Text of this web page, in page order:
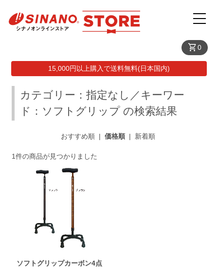
shopping_cart0
15,000円以上購入で送料無料(日本国内)
カテゴリー：指定なし／キーワー
ド：ソフトグリップ の検索結果
おすすめ順| 価格順| 新着順
1件の商品が見つかりました
ソフトグリップカーボン4点